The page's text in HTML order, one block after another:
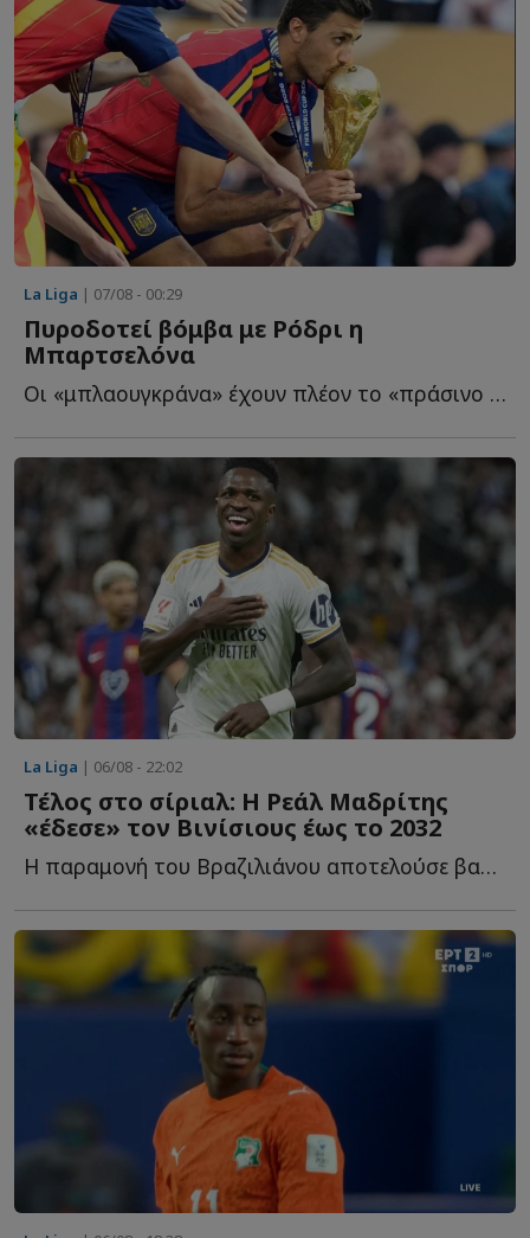
La Liga | 07/08 - 00:29
Πυροδοτεί βόμβα με Ρόδρι η
Μπαρτσελόνα
Οι «μπλαουγκράνα» έχουν πλέον το «πράσινο φως» από τ...
La Liga | 06/08 - 22:02
Τέλος στο σίριαλ: Η Ρεάλ Μαδρίτης
«έδεσε» τον Βινίσιους έως το 2032
Η παραμονή του Βραζιλιάνου αποτελούσε βασική προτεραιότητα γ...